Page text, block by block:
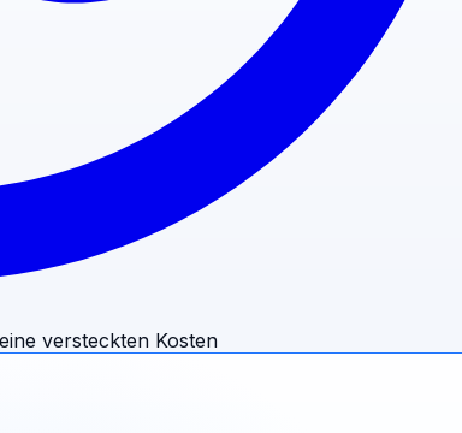
versteckten Kosten